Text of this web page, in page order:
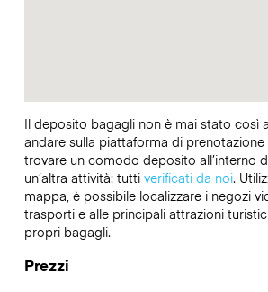
Il deposito bagagli non è mai stato così
andare sulla piattaforma di
trovare un comodo deposito all’interno
un’altra attività: tutti verificati da noi.
mappa, è possibile localizzare i negozi
trasporti e alle principali attrazioni
propri bagagli.
Prezzi